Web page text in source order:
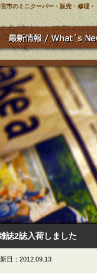
市のミニクーパー・販売・修理
誌2誌入荷しました
日：2012.09.13